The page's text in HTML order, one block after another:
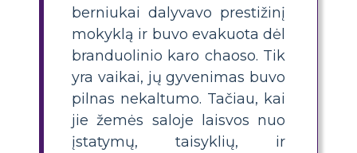
berniukai dalyvavo prestižinį
mokyklą ir buvo evakuota dėl
branduolinio karo chaoso. Tik
yra vaikai, jų gyvenimas buvo
pilnas nekaltumo. Tačiau, kai
jie žemės saloje laisvos nuo
įstatymų, taisyklių, ir